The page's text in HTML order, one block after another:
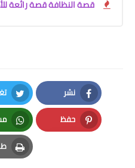
قصة النظافة قصة رائعة
نشر
Facebook
حفظ
Pinterest